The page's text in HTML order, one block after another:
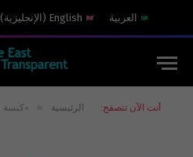
العربية English
( الإنجليزية)
أنت الآن تتصفح: الرئيسية » «كبسة